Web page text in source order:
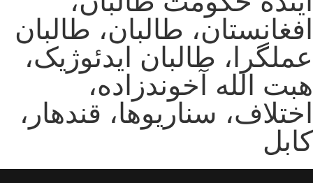
افغانستان، طالبان، طالبان
عملگرا، طالبان ایدئوژیک،
هبت الله آخوندزاده،
اختلاف، سناریوها، قندهار،
کابل